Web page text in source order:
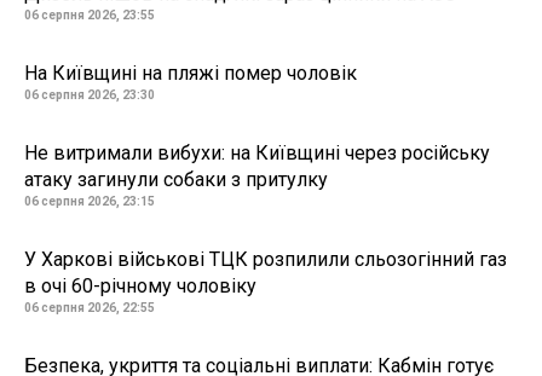
06 серпня 2026, 23:55
На Київщині на пляжі помер чоловік
06 серпня 2026, 23:30
Не витримали вибухи: на Київщині через російську
атаку загинули собаки з притулку
06 серпня 2026, 23:15
У Харкові військові ТЦК розпилили сльозогінний газ
в очі 60-річному чоловіку
06 серпня 2026, 22:55
Безпека, укриття та соціальні виплати: Кабмін готує